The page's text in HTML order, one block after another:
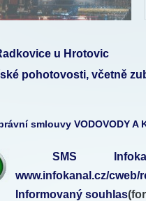
u Hrotovic
pohotovosti, včetně
smlouvy VODOVODY A
SMS
www.infokanal.cz/cweb/
Informovaný souhlas